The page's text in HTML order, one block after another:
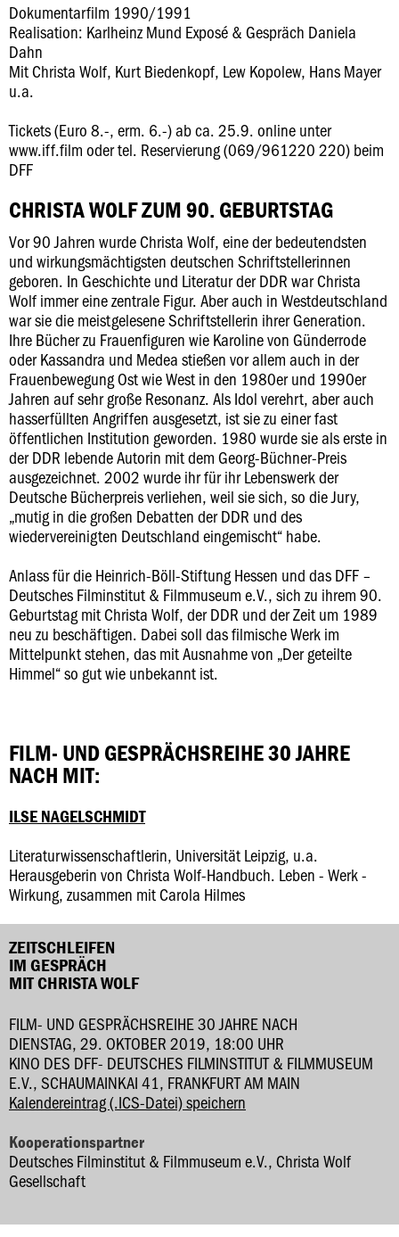
Dokumentarfilm 1990/1991
Realisation: Karlheinz Mund Exposé & Gespräch Daniela
Dahn
Mit Christa Wolf, Kurt Biedenkopf, Lew Kopolew, Hans Mayer
u.a.
Tickets (Euro 8.-, erm. 6.-) ab ca. 25.9. online unter
www.iff.film oder tel. Reservierung (069/961220 220) beim
DFF
CHRISTA WOLF ZUM 90. GEBURTSTAG
Vor 90 Jahren wurde Christa Wolf, eine der bedeutendsten
und wirkungsmächtigsten deutschen Schriftstellerinnen
geboren. In Geschichte und Literatur der DDR war Christa
Wolf immer eine zentrale Figur. Aber auch in Westdeutschland
war sie die meistgelesene Schriftstellerin ihrer Generation.
Ihre Bücher zu Frauenfiguren wie Karoline von Günderrode
oder Kassandra und Medea stießen vor allem auch in der
Frauenbewegung Ost wie West in den 1980er und 1990er
Jahren auf sehr große Resonanz. Als Idol verehrt, aber auch
hasserfüllten Angriffen ausgesetzt, ist sie zu einer fast
öffentlichen Institution geworden. 1980 wurde sie als erste in
der DDR lebende Autorin mit dem Georg-Büchner-Preis
ausgezeichnet. 2002 wurde ihr für ihr Lebenswerk der
Deutsche Bücherpreis verliehen, weil sie sich, so die Jury,
„mutig in die großen Debatten der DDR und des
wiedervereinigten Deutschland eingemischt“ habe.
Anlass für die Heinrich-Böll-Stiftung Hessen und das DFF –
Deutsches Filminstitut & Filmmuseum e.V., sich zu ihrem 90.
Geburtstag mit Christa Wolf, der DDR und der Zeit um 1989
neu zu beschäftigen. Dabei soll das filmische Werk im
Mittelpunkt stehen, das mit Ausnahme von „Der geteilte
Himmel“ so gut wie unbekannt ist.
FILM- UND GESPRÄCHSREIHE 30 JAHRE
NACH MIT:
ILSE NAGELSCHMIDT
Literaturwissenschaftlerin, Universität Leipzig, u.a.
Herausgeberin von Christa Wolf-Handbuch. Leben - Werk -
Wirkung, zusammen mit Carola Hilmes
ZEITSCHLEIFEN
IM GESPRÄCH
MIT CHRISTA WOLF
FILM- UND GESPRÄCHSREIHE 30 JAHRE NACH
DIENSTAG, 29. OKTOBER 2019, 18:00 UHR
KINO DES DFF- DEUTSCHES FILMINSTITUT & FILMMUSEUM
E.V., SCHAUMAINKAI 41, FRANKFURT AM MAIN
Kalendereintrag (.ICS-Datei) speichern
Kooperationspartner
Deutsches Filminstitut & Filmmuseum e.V., Christa Wolf
Gesellschaft